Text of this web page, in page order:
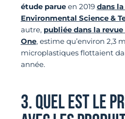
étude parueen 2019 dans
Environmental Science &
autre, publiée dans la
One, estime qu’environ 2,3
microplastiques flottaient
année.
3. QUEL EST LE